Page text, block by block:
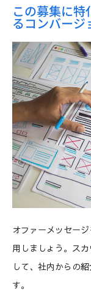
この募集に
るコンバージ
オファーメッセー
用しましょう。ス
して、社内からの
す。